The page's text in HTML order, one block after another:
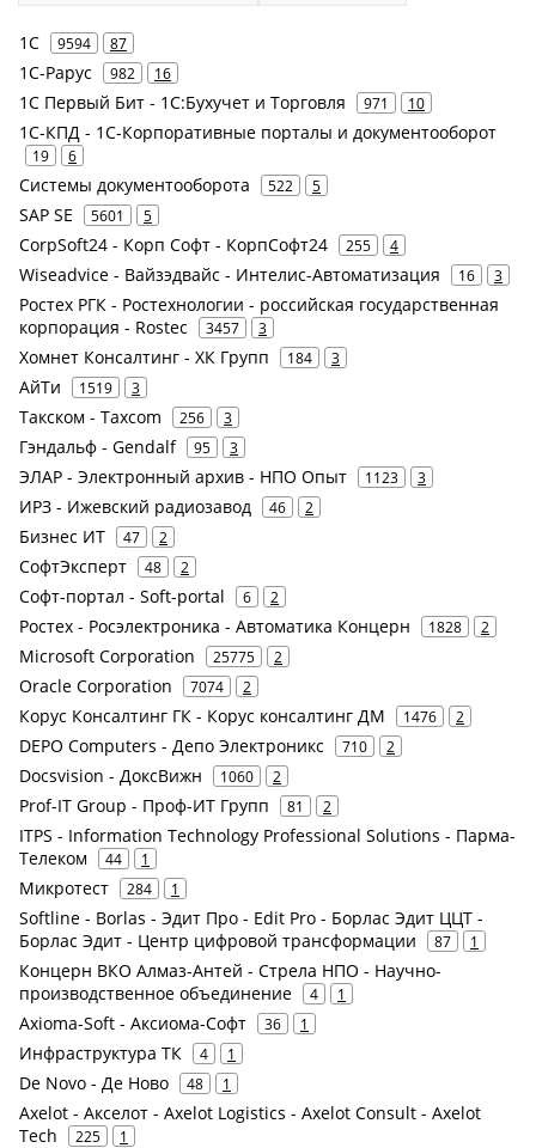
1С 9594 87
1С-Рарус 982 16
1С Первый Бит - 1С:Бухучет и Торговля 971 10
1С-КПД - 1С-Корпоративные порталы и документооборот
19 6
Системы документооборота 522 5
SAP SE 5601 5
CorpSoft24 - Корп Софт - КорпСофт24 255 4
Wiseadvice - Вайзэдвайс - Интелис-Автоматизация 16 3
Ростех РГК - Ростехнологии - российская государственная
корпорация - Rostec
3457 3
Хомнет Консалтинг - ХК Групп 184 3
АйТи 1519 3
Такском - Taxcom 256 3
Гэндальф - Gendalf 95 3
ЭЛАР - Электронный архив - НПО Опыт 1123 3
ИРЗ - Ижевский радиозавод 46 2
Бизнес ИТ 47 2
СофтЭксперт 48 2
Софт-портал - Soft-portal 6 2
Ростех - Росэлектроника - Автоматика Концерн 1828 2
Microsoft Corporation 25775 2
Oracle Corporation 7074 2
Корус Консалтинг ГК - Корус консалтинг ДМ 1476 2
DEPO Computers - Депо Электроникс 710 2
Docsvision - ДоксВижн 1060 2
Prof-IT Group - Проф-ИТ Групп 81 2
ITPS - Information Technology Professional Solutions - Парма-
Телеком
44 1
Микротест 284 1
Softline - Borlas - Эдит Про - Edit Pro - Борлас Эдит ЦЦТ -
Борлас Эдит - Центр цифровой трансформации
87 1
Концерн ВКО Алмаз-Антей - Стрела НПО - Научно-
производственное объединение
4 1
Axioma-Soft - Аксиома-Софт 36 1
Инфраструктура ТК 4 1
De Novo - Де Ново 48 1
Axelot - Акселот - Axelot Logistics - Axelot Consult - Axelot
Tech
225 1